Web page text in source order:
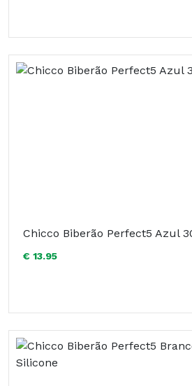
Chicco Biberão Perfect5 Azul
€ 13.95